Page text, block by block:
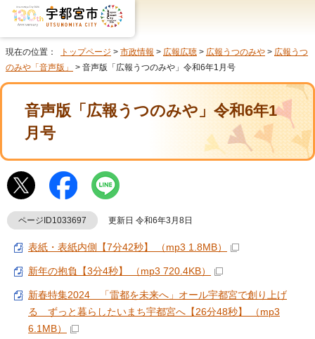
現在の位置： トップページ > 市政情報 > 広報広聴 > 広報うつのみや > 広報うつ
のみや「音声版」
> 音声版「広報うつのみや」令和6年1月号
音声版「広報うつのみや」令和6年1
月号
ページID1033697 更新日 令和6年3月8日
表紙・表紙内側【7分42秒】 （mp3 1.8MB）
新年の抱負【3分4秒】 （mp3 720.4KB）
新春特集2024 「雷都を未来へ」オール宇都宮で創り上げ
る ずっと暮らしたいまち宇都宮へ【26分48秒】 （mp3
6.1MB）